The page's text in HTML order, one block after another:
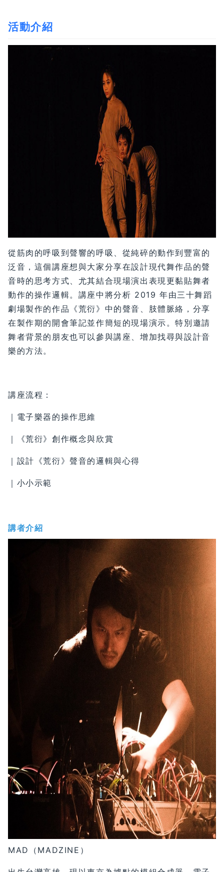
活動介紹
從筋肉的呼吸到聲響的呼吸、從純碎的動作到豐富的
泛音，這個講座想與大家分享在設計現代舞作品的聲
音時的思考方式、尤其結合現場演出表現更黏貼舞者
動作的操作邏輯。講座中將分析 2019 年由三十舞蹈
劇場製作的作品《荒衍》中的聲音、肢體脈絡，分享
在製作期的開會筆記並作簡短的現場演示。特別邀請
舞者背景的朋友也可以參與講座、增加找尋與設計音
樂的方法。
講座流程：
｜電子樂器的操作思維
｜《荒衍》創作概念與欣賞
｜設計《荒衍》聲音的邏輯與心得
｜小小示範
講者介紹
MAD（MADZINE）